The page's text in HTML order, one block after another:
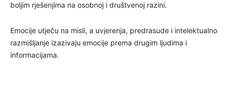
boljim rješenjima na osobnoj i društvenoj razini.
Emocije utječu na misli, a uvjerenja, predrasude i intelektualno
razmišljanje izazivaju emocije prema drugim ljudima i
informacijama.